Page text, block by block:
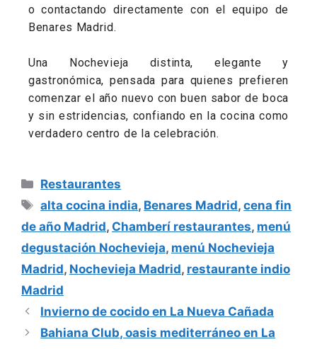
o contactando directamente con el equipo de
Benares Madrid.
Una Nochevieja distinta, elegante y
gastronómica, pensada para quienes prefieren
comenzar el año nuevo con buen sabor de boca
y sin estridencias, confiando en la cocina como
verdadero centro de la celebración.
Restaurantes
alta cocina india, Benares Madrid,cena fin
de año Madrid, Chamberí restaurantes, menú
degustación Nochevieja, menú Nochevieja
Madrid, Nochevieja Madrid, restaurante indio
Madrid
Invierno de cocido en La Nueva Cañada
Bahiana Club, oasis mediterráneo en La